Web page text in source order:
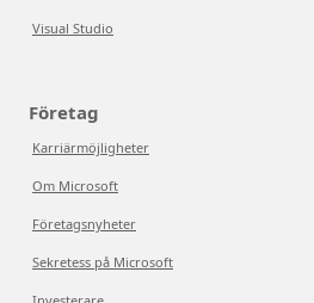
Visual Studio
Företag
Karriärmöjligheter
Om Microsoft
Företagsnyheter
Sekretess på Microsoft